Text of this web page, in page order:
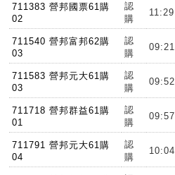
711383 營邦國票61購
02
認
購
11:29
711540 營邦富邦62購
03
認
購
09:21
711583 營邦元大61購
03
認
購
09:52
711718 營邦群益61購
01
認
購
09:57
711791 營邦元大61購
04
認
購
10:04